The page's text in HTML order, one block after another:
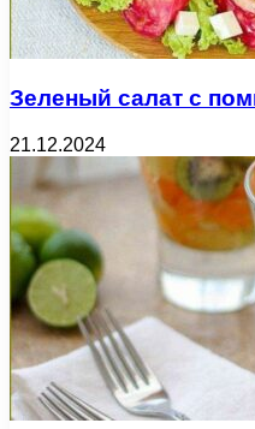
Зеленый салат с
21.12.2024